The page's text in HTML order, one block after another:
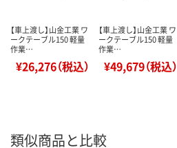
【車上渡し】山金工業 ワ
ークテーブル150 軽量
作業…
¥26,276（税込）
【車上渡し】山金工業 ワ
ークテーブル150 軽量
作業…
¥49,679（税込）
類似商品と比較